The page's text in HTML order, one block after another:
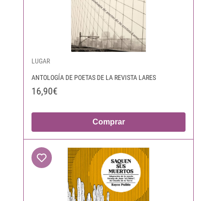
LUGAR
ANTOLOGÍA DE POETAS DE LA REVISTA LARES
16,90€
Comprar